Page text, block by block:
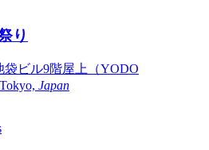
り
袋ビル9階屋上（YODO
Japan